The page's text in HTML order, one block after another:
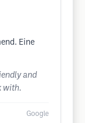
Eine
and
with.
Google